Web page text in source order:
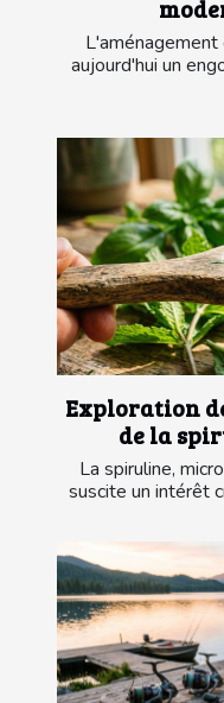
aujourd'hui un
Exploration
de la
La spiruline,
suscite un intérêt